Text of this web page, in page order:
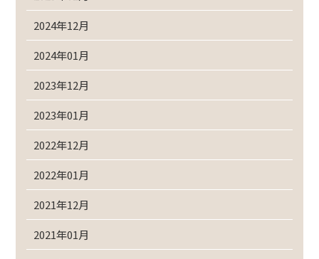
2024年12月
2024年01月
2023年12月
2023年01月
2022年12月
2022年01月
2021年12月
2021年01月